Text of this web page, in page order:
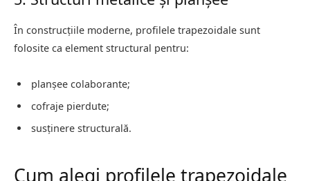
În construcțiile moderne, profilele trapezoidale sunt
folosite ca element structural pentru:
planșee colaborante;
cofraje pierdute;
susținere structurală.
Cum alegi profilele trapezoidale